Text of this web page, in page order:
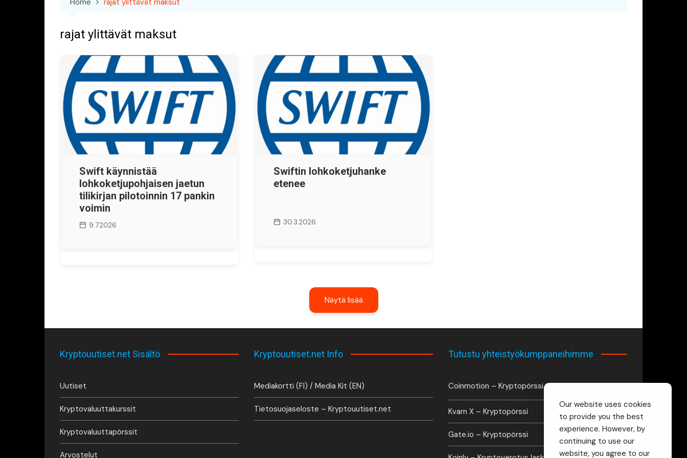
rajat ylittävät maksut
Swift käynnistää
lohkoketjupohjaisen jaetun
tilikirjan pilotoinnin 17 pankin
voimin
9.7.2026
Swiftin lohkoketjuhanke
etenee
30.3.2026
Näytä lisää
Kryptouutiset.net Sisältö
Uutiset
Kryptovaluuttakurssit
Kryptovaluuttapörssit
Arvostelut
Kryptouutiset.net Info
Mediakortti (FI) / Media Kit (EN)
Tietosuojaseloste – Kryptouutiset.net
Tutustu yhteistyökumppaneihimme
Coinmotion – Kryptopörssi
Kvarn X – Kryptopörssi
Gate.io – Kryptopörssi
Our website uses cookies
to provide you the best
experience. However, by
continuing to use our
website, you agree to our